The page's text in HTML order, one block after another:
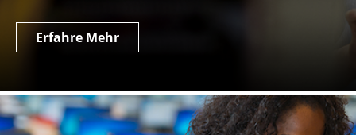
Erfahre Mehr